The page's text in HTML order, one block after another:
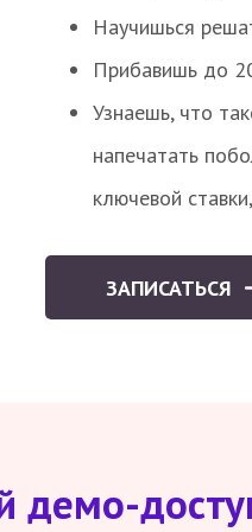
Научишься
Прибавишь до
Узнаешь, что
напечатать
ключевой
ЗАПИСАТЬСЯ
демо-